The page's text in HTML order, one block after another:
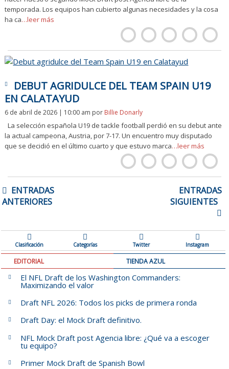
temporada. Los equipos han cubierto algunas necesidades y la cosa
ha ca…leer más
DEBUT AGRIDULCE DEL TEAM SPAIN U19
EN CALATAYUD
6 de abril de 2026 | 10:00 am por Billie Donarly
La selección española U19 de tackle football perdió en su debut ante
la actual campeona, Austria, por 7-17. Un encuentro muy disputado
que se decidió en el último cuarto y que estuvo marca…leer más
NAVEGACIÓN
DE
ENTRADAS
ENTRADAS
ANTERIORES
ENTRADAS
SIGUIENTES
Clasificación Categorías Twitter Instagram
EDITORIAL TIENDA AZUL
El NFL Draft de los Washington Commanders:
Maximizando el valor
Draft NFL 2026: Todos los picks de primera ronda
Draft Day: el Mock Draft definitivo.
NFL Mock Draft post Agencia libre: ¿Qué va a escoger
tu equipo?
Primer Mock Draft de Spanish Bowl